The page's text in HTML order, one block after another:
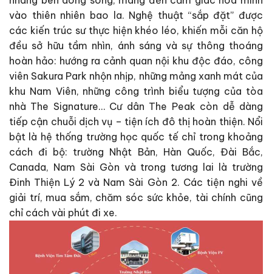
vào thiên nhiên bao la. Nghệ thuật “sắp đặt” được
các kiến trúc sư thực hiện khéo léo, khiến mỗi căn hộ
đều sở hữu tầm nhìn, ánh sáng và sự thông thoáng
hoàn hảo: hướng ra cảnh quan nội khu độc đáo, công
viên Sakura Park nhộn nhịp, những mảng xanh mát của
khu Nam Viên, những công trình biểu tượng của tòa
nhà The Signature… Cư dân The Peak còn dễ dàng
tiếp cận chuỗi dịch vụ – tiện ích đô thị hoàn thiện. Nổi
bật là hệ thống trường học quốc tế chỉ trong khoảng
cách đi bộ: trường Nhật Bản, Hàn Quốc, Đài Bắc,
Canada, Nam Sài Gòn và trong tương lai là trường
Đinh Thiện Lý 2 và Nam Sài Gòn 2. Các tiện nghi về
giải trí, mua sắm, chăm sóc sức khỏe, tài chính cũng
chỉ cách vài phút đi xe.